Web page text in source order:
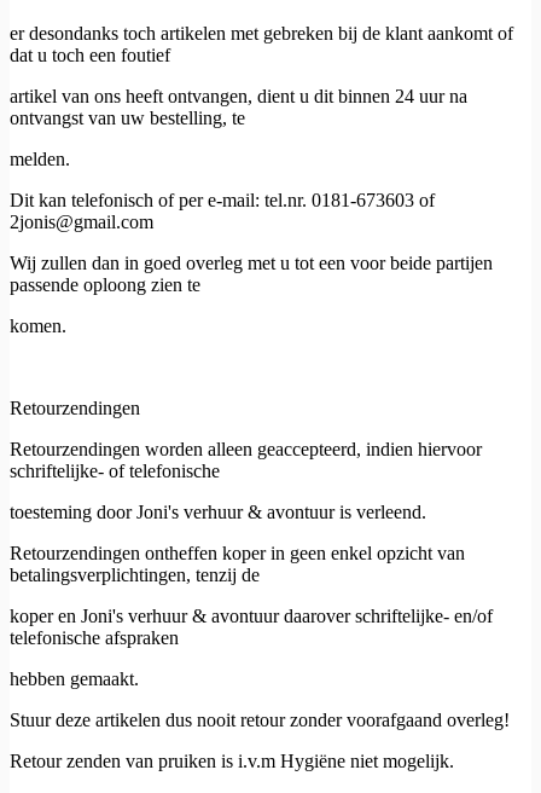
er desondanks toch artikelen met gebreken bij de klant aankomt of
dat u toch een foutief
artikel van ons heeft ontvangen, dient u dit binnen 24 uur na
ontvangst van uw bestelling, te
melden.
Dit kan telefonisch of per e-mail: tel.nr. 0181-673603 of
2jonis@gmail.com
Wij zullen dan in goed overleg met u tot een voor beide partijen
passende oploong zien te
komen.
Retourzendingen
Retourzendingen worden alleen geaccepteerd, indien hiervoor
schriftelijke- of telefonische
toesteming door Joni's verhuur & avontuur is verleend.
Retourzendingen ontheffen koper in geen enkel opzicht van
betalingsverplichtingen, tenzij de
koper en Joni's verhuur & avontuur daarover schriftelijke- en/of
telefonische afspraken
hebben gemaakt.
Stuur deze artikelen dus nooit retour zonder voorafgaand overleg!
Retour zenden van pruiken is i.v.m Hygiëne niet mogelijk.